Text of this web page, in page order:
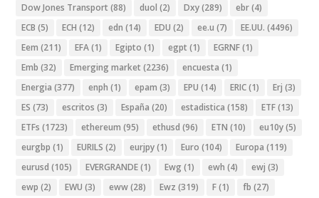
Dow Jones Transport (88) duol (2) Dxy(289) ebr(4)
ECB (5) ECH (12) edn (14) EDU (2) ee.u (7) EE.UU. (4496)
Eem (211) EFA(1) Egipto (1) egpt (1) EGRNF(1)
Emb (32) Emerging market (2236) encuesta (1)
Energia (377) enph (1) epam (3) EPU (14) ERIC(1) Erj (3)
ES (73) escritos (3) España (20) estadistica (158) ETF(13)
ETFs (1723) ethereum (95) ethusd (96) ETN (10) eu10y(5)
eurgbp (1) EURILS (2) eurjpy(1) Euro (104) Europa (119)
eurusd (105) EVERGRANDE(1) Ewg (1) ewh (4) ewj (3)
ewp (2) EWU (3) eww(28) Ewz (319) F(1) fb (27)